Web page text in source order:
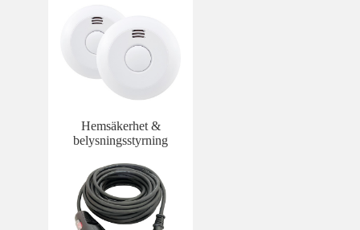
Hemsäkerhet &
belysningsstyrning